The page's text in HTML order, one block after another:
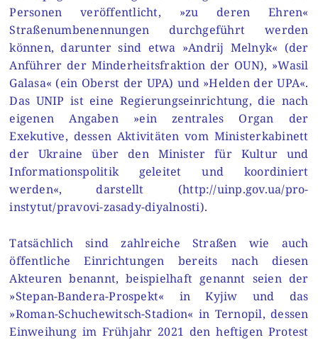
Personen veröffentlicht, »zu deren Ehren«
Straßenumbenennungen durchgeführt werden
können, darunter sind etwa »Andrij Melnyk« (der
Anführer der Minderheitsfraktion der OUN), »Wasil
Galasa« (ein Oberst der UPA) und »Helden der UPA«.
Das UNIP ist eine Regierungseinrichtung, die nach
eigenen Angaben »ein zentrales Organ der
Exekutive, dessen Aktivitäten vom Ministerkabinett
der Ukraine über den Minister für Kultur und
Informationspolitik geleitet und koordiniert
werden«, darstellt (http://uinp.gov.ua/pro-
instytut/pravovi-zasady-diyalnosti).
Tatsächlich sind zahlreiche Straßen wie auch
öffentliche Einrichtungen bereits nach diesen
Akteuren benannt, beispielhaft genannt seien der
»Stepan-Bandera-Prospekt« in Kyjiw und das
»Roman-Schuchewitsch-Stadion« in Ternopil, dessen
Einweihung im Frühjahr 2021 den heftigen Protest